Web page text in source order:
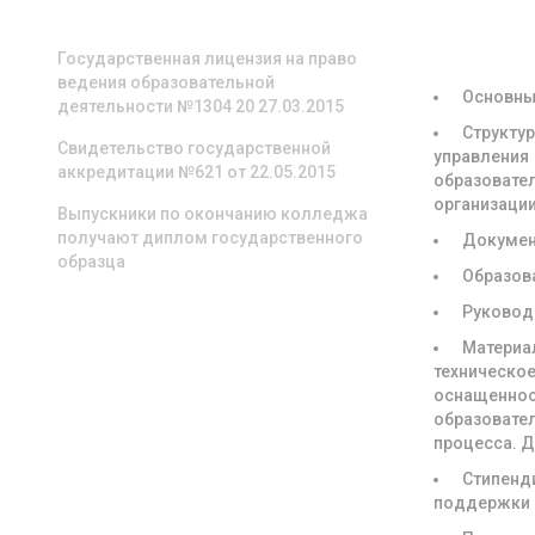
Государственная лицензия на право
ведения образовательной
деятельности №1304 20 27.03.2015
Свидетельство государственной
аккредитации №621 от 22.05.2015
Выпускники по окончанию колледжа
получают диплом государственного
образца
управления
процесса.
поддержки